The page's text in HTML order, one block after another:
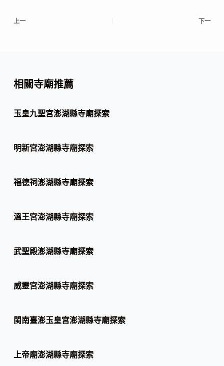
上一 下一
相關寺廟推薦
玉皇九聖宮澎湖縣寺廟探索
明新宮澎湖縣寺廟探索
福德祠澎湖縣寺廟探索
溫王宮澎湖縣寺廟探索
武聖殿澎湖縣寺廟探索
威靈宮澎湖縣寺廟探索
閩南臺澎玉皇宮澎湖縣寺廟探索
上帝廟澎湖縣寺廟探索